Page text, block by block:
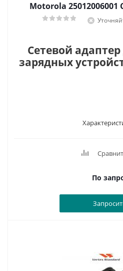
Motorola 25012006001
Сетевой
зарядных
По